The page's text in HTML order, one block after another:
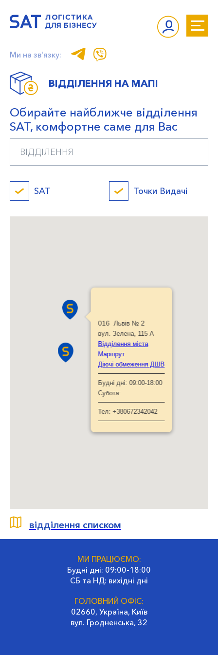
Ми на зв'язку:
ВІДДІЛЕННЯ НА МАПІ
Обирайте найближче відділення
SAT, комфортне саме для Вас
SAT Точки Видачі
016 Львів № 2
вул. Зелена, 115 А
Відділення міста
Маршрут
Діючі обмеження ДШВ
Будні дні:09:00-18:00
Субота:
Тел:+380672342042
відділення списком
МИ ПРАЦЮЄМО:
Будні дні: 09:00-18:00
СБ та НД: вихідні дні
ГОЛОВНИЙ ОФІС:
02660, Україна, Київ
вул. Гродненська, 32